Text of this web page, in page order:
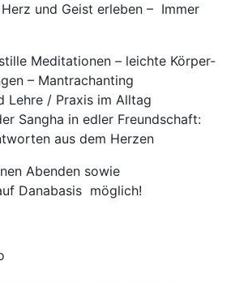
Herz und Geist erleben – Immer
Meditationen – leichte Körper-
– Mantrachanting
Lehre / Praxis im Alltag
Sangha in edler Freundschaft:
aus dem Herzen
Abenden sowie
Danabasis möglich!